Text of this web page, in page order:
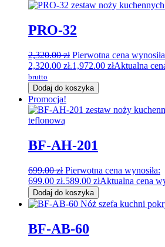
PRO-32
2,320.00zł Pierwotna cena
2,320.00 zł.1,972.00 złAktualna
brutto
Dodaj do koszyka
Promocja!
BF-AH-201
699.00zł Pierwotna cena wynosiła:
699.00 zł.589.00 złAktualna cena
Dodaj do koszyka
BF-AB-60